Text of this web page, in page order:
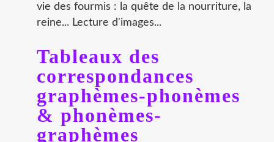
vie des fourmis : la quête de la nourriture, la
reine... Lecture d'images...
Tableaux des
correspondances
graphèmes-phonèmes
& phonèmes-
graphèmes